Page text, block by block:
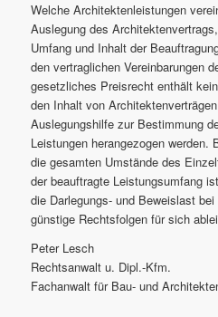
Welche Architektenleistungen
Auslegung des
Umfang und Inhalt der
den vertraglichen Vereinbarungen
gesetzliches Preisrecht enthält
den Inhalt von
Auslegungshilfe zur Bestimmung
Leistungen herangezogen werden.
die gesamten Umstände des
der beauftragte Leistungsumfang
die Darlegungs- und Beweislast
günstige Rechtsfolgen für sich
Peter Lesch
Rechtsanwalt u. Dipl.-Kfm.
Fachanwalt für Bau- und